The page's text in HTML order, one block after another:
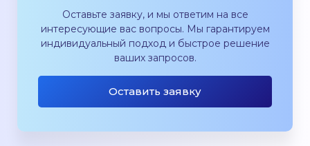
Оставьте заявку, и мы ответим на все
интересующие вас вопросы. Мы гарантируем
индивидуальный подход и быстрое решение
ваших запросов.
Оставить заявку